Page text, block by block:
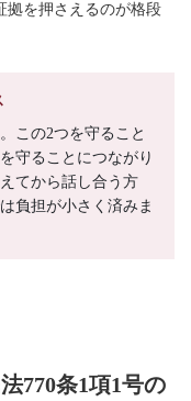
拠を押さえるのが格段
この2つを守ること
守ることにつながり
てから話し合う方
負担が小さく済みま
770条1項1号の